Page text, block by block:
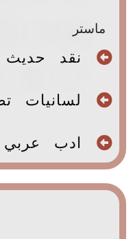
ماستر
نقد
لسانيات
ادب